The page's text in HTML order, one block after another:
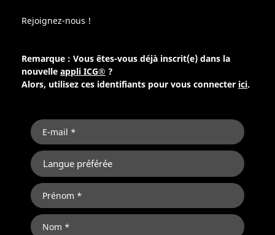
Rejoignez-nous !
Remarque : Vous êtes-vous déjà inscrit(e) dans la
nouvelle appli ICG® ?
Alors, utilisez ces identifiants pour vous connecter ici.